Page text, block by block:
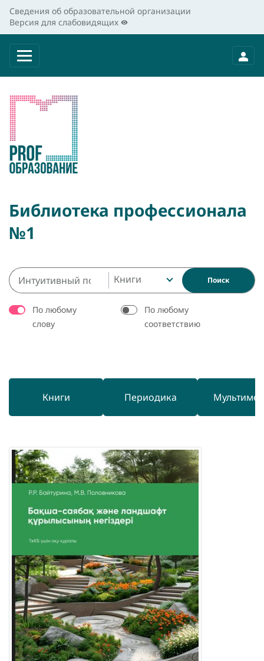
Сведения об образовательной организации
Версия для слабовидящих
Библиотека профессионала
№1
Книги Поиск
По любому
слову
По любому
соответствию
Книги Периодика